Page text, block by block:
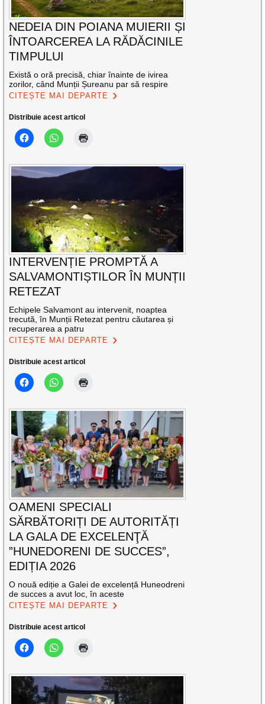
NEDEIA DIN POIANA MUIERII ȘI
ÎNTOARCEREA LA RĂDĂCINILE
TIMPULUI
Există o oră precisă, chiar înainte de ivirea
zorilor, când Munții Șureanu par să respire
CITEȘTE MAI DEPARTE
Distribuie acest articol
INTERVENȚIE PROMPTĂ A
SALVAMONTIȘTILOR ÎN MUNȚII
RETEZAT
Echipele Salvamont au intervenit, noaptea
trecută, în Munții Retezat pentru căutarea și
recuperarea a patru
CITEȘTE MAI DEPARTE
Distribuie acest articol
OAMENI SPECIALI
SĂRBĂTORIȚI DE AUTORITĂȚI
LA GALA DE EXCELENŢĂ
”HUNEDORENI DE SUCCES”,
EDIȚIA 2026
O nouă ediție a Galei de excelență Huneodreni
de succes a avut loc, în aceste
CITEȘTE MAI DEPARTE
Distribuie acest articol